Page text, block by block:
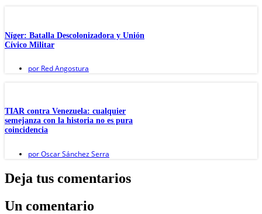
Níger: Batalla Descolonizadora y Unión
Cívico Militar
por Red Angostura
TIAR contra Venezuela: cualquier
semejanza con la historia no es pura
coincidencia
porOscar Sánchez Serra
Deja tus comentarios
Un comentario